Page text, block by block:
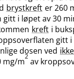
brystkreft er 260
i løpet av 30
kreft i
gitt i
dosen ved
mg​/​m2 av